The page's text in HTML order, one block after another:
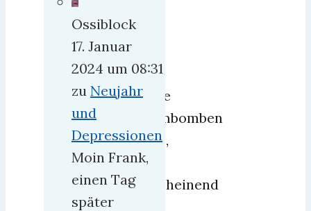
daß
hier
keine
Atombomben
gäbe,
aber
anscheinend
Ossiblock
17. Januar
2024 um 08:31
zu Neujahr
und
Depressionen
Moin Frank,
einen Tag
später